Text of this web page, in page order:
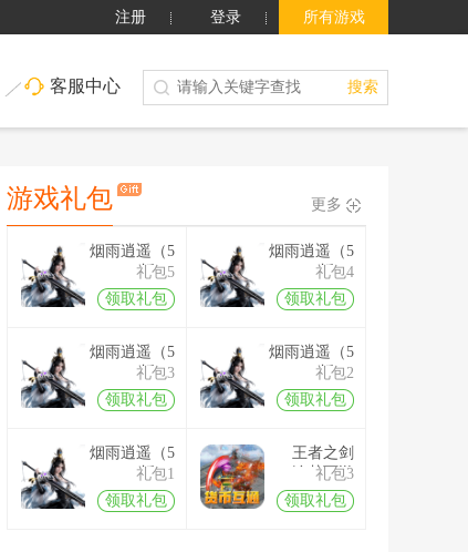
注册 登录 所有游戏
客服中心 搜索
游戏礼包 更多
烟雨逍遥（5
折 ）
礼包5
领取礼包
烟雨逍遥（5
折 ）
礼包4
领取礼包
烟雨逍遥（5
折 ）
礼包3
领取礼包
烟雨逍遥（5
折 ）
礼包2
领取礼包
烟雨逍遥（5
折 ）
礼包1
领取礼包
王者之剑
2（追梦西游
沉默）
礼包3
领取礼包